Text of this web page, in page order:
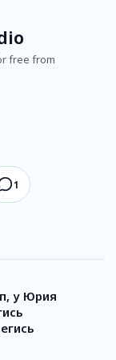
free from
1
у Юрия